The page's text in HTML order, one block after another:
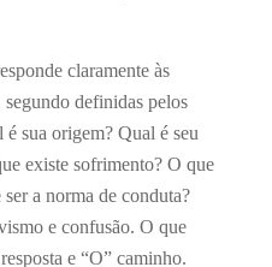
claramente às
definidas pelos
sua origem? Qual é seu
existe sofrimento? O que
a norma de conduta?
e confusão. O que
e “O” caminho.